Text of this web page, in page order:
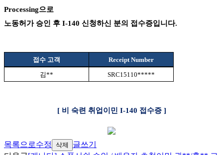
Processing으로
노동허가 승인 후 I-140 신청하신 분의 접수증입니다.
접수 고객
Receipt Number
김** SRC15110*****
[ 비 숙련 취업이민 I-140 접수증]
목록으로수정 삭제
글쓰기